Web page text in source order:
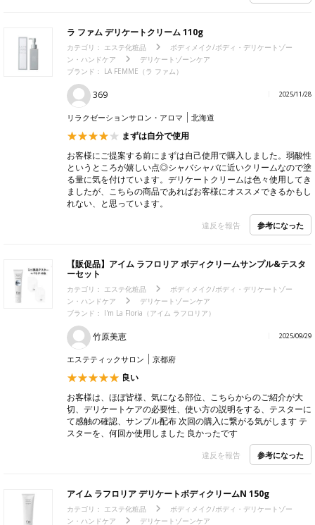
ラ ファム デリケートクリーム 110g
カテゴリ： エステ化粧品
ボディメイク/ボディ・デリケートゾー
ン・ハンドケア
デリケートゾーンケア
ブランド： LA FEMME（ラ ファム）
369 2025/11/28
リラクゼーションサロン・アロマ 北海道
まずは自分で使用
お客様にご提案する前にまずは自己使用で購入しました。弱酸性
というところが嬉しい点◎シャバシャバに近いクリームなので塗
る量に気を付けています。デリケートクリームは色々使用してき
ましたが、こちらの商品であればお客様にオススメできるかもし
れない、と思っています。
違反を報告 参考になった
【販促品】アイム ラフロリア ボディクリームサンプル&テスタ
ーセット
カテゴリ： エステ化粧品
ボディメイク/ボディ・デリケートゾー
ン・ハンドケア
デリケートゾーンケア
ブランド： I'm La Floria（アイム ラフロリア）
竹原美恵 2025/09/29
エステティックサロン 京都府
良い
お客様は、ほぼ皆様、気になる部位、こちらからのご紹介が大
切、デリケートケアの必要性、使い方の説明をする、テスターに
て感触の確認、サンプル配布 次回の購入に繋がる気がします テ
スターを、何回か使用しました 良かったです
違反を報告 参考になった
アイム ラフロリア デリケートボディクリームN 150g
カテゴリ： エステ化粧品
ボディメイク/ボディ・デリケートゾー
ン・ハンドケア
デリケートゾーンケア